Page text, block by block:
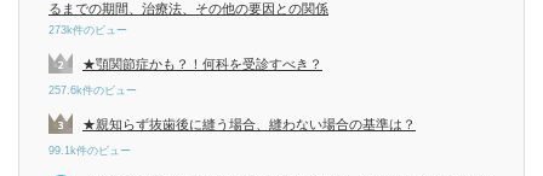
るまでの期間、治療法、その他の要因との関係
273k件のビュー
★顎関節症かも？！何科を受診すべき？
257.6k件のビュー
★親知らず抜歯後に縫う場合、縫わない場合の基準は？
99.1k件のビュー